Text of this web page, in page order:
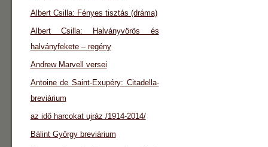
Albert Csilla: Fényes tisztás (dráma)
Albert Csilla: Halványvörös és
halványfekete – regény
Andrew Marvell versei
Antoine de Saint-Exupéry: Citadella-
breviárium
az idő harcokat ujráz /1914-2014/
Bálint György breviárium